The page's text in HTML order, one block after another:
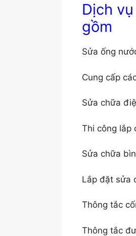
Dịch
gồm
Sửa ống
Cung cấp
Sửa chữa
Thi công lắp
Sửa chữa
Lắp đặt sửa
Thông tắc
Thông tắc